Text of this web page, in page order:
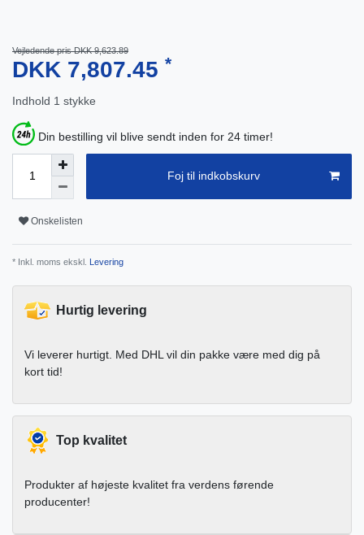
Vejledende pris DKK 9,623.89
DKK 7,807.45 *
Indhold 1 stykke
Din bestilling vil blive sendt inden for 24 timer!
Foj til indkobskurv
Onskelisten
* Inkl. moms ekskl. Levering
Hurtig levering
Vi leverer hurtigt. Med DHL vil din pakke være med dig på
kort tid!
Top kvalitet
Produkter af højeste kvalitet fra verdens førende
producenter!